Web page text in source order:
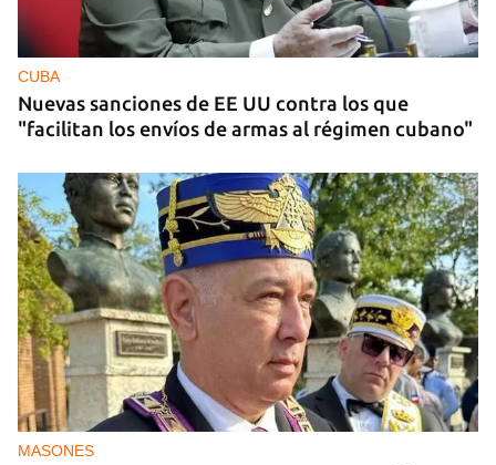
La hija de un diplomático castrista expulsado de
EE UU en 2003 está bajo custodia del ICE
CUBA
Nuevas sanciones de EE UU contra los que
"facilitan los envíos de armas al régimen cubano"
MASONES